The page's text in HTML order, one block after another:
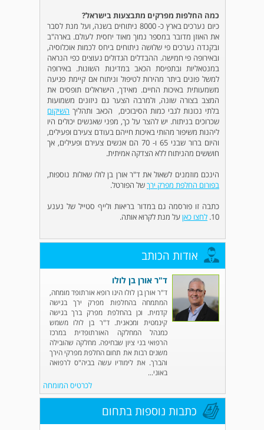
כמה החלפות מפרקים מתבצעות בישראל?
כיום נערכים בארץ כ- 8000 ניתוחים בשנה, ועל מנת לסבר
את האוזן מדובר במספר נמוך מאוד יחסית לעולם. בארה"ב
ובקנדה נערכים פי שלושה ניתוחים ביחס לכמות אוכלוסיה,
ובאירופה פי חמישה. ההבדלים הגדולים נעוצים כפי הנראה
במנטאליות ובתפיסת הכאב במדינות השונות. באירופה
למשל פונים ביתר מהירות לטיפול וניתוח אם קיימת פגיעה
משמעותית באיכות החיים. מאידך, הישראלים תופסים את
המצב בצורה שונה, ולמרבה הצער גם ניזונים משמועות
בלתי נכונות לגבי כמות הסיבוכים, הכאב ותהליך השיקום
שכרוכים בניתוח. יש להצר על כך, מפני שאנשים יכולים היו
ליהנות משיפור מהותי באיכות חייהם בעודם צעירם ופעילים,
והיום ברור שבני 65 ו- 70 הם אנשים צעירם ופעילים, אך
חוששים מהניתוח ללא הצדקה אמיתית.
הינכם מוזמנים לשאול את ד"ר אורן בן לולו שאלות נוספות,
בפורום החלפת מפרק ירךשל הפורטל.
כתבה זו פורסמה גם במדור בריאות ולייף סטייל של נענע
10. לחצו כאןעל מנת לקרוא אותה.
אודות הכותב
ד"ר אורן בן לולו
ד"ר אורן בן לולו הינו רופא אורתופד מומחה,
המתמחה בהחלפות מפרק ירך בגישה
קדמית. וכן בהחלפת מפרק ברך בגישה
קינמטית ומכאנית. ד"ר בן לולו משמש
כמנהל המחלקה האורתופדית במרכז
הרפואי בני ציון שבחיפה. מחלקה שהובילה
משנים רבות את תחום החלפת מפרקי הירך
והברך. את לימודיו עשה בביה"ס לרפואה
באוני...
לכרטיס המומחה
כתבות נוספות בתחום